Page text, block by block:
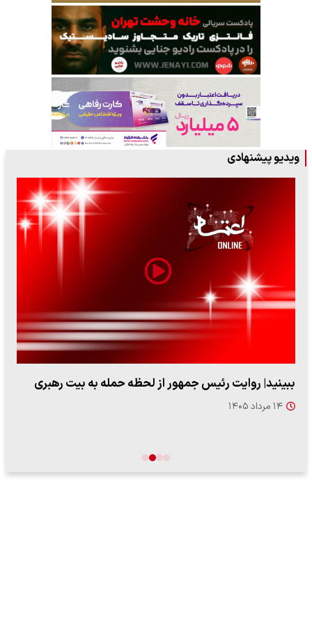
ویدیو پیشنهادی
ببینید| روایت رئیس جمهور از لحظه حمله به بیت رهبری
۱۴ مرداد ۱۴۰۵